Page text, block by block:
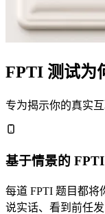
FPTI 测试为
专为揭示你的真实
基于情景的 FPTI
每道 FPTI 题目都
说实话、看到前任